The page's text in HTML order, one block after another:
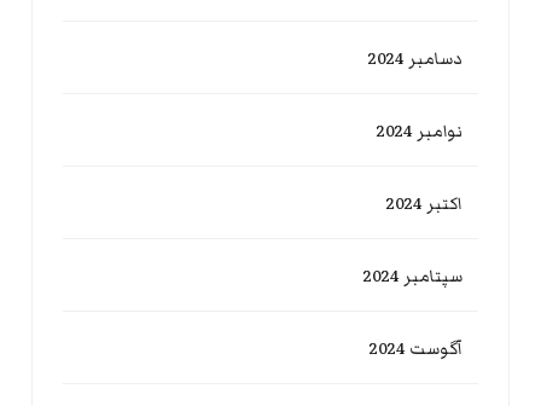
دسامبر 2024
نوامبر 2024
اکتبر 2024
سپتامبر 2024
آگوست 2024